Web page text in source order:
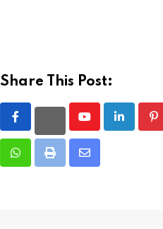
Share This Post:
YoutubeLinkedIn
WhatsappPrint
Share